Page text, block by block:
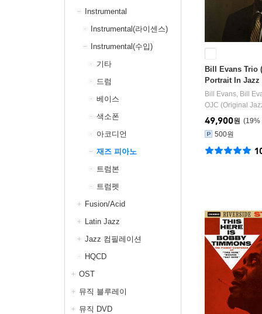
Instrumental
Instrumental(라이센스)
Instrumental(수입)
기타
드럼
베이스
색소폰
아코디언
재즈 피아노
트럼본
트럼펫
Fusion/Acid
Latin Jazz
Jazz 컴필레이션
HQCD
OST
뮤직 블루레이
뮤직 DVD
Bill Evans Trio
Portrait In Jazz
Bill Evans, Bill
OJC (Original
19%
49,900원
500원